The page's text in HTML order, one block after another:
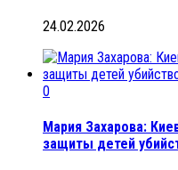
24.02.2026
0
Мария Захарова:
защиты детей